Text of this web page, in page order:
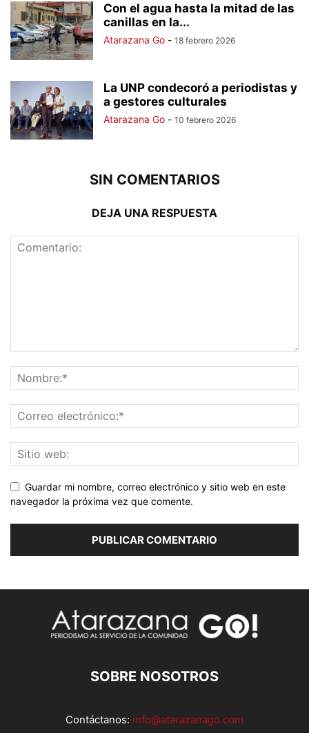
Con el agua hasta la mitad de las
canillas en la...
Atarazana Go - 18 febrero 2026
La UNP condecoró a periodistas y
a gestores culturales
Atarazana Go - 10 febrero 2026
SIN COMENTARIOS
DEJA UNA RESPUESTA
Guardar mi nombre, correo electrónico y sitio web en este
navegador la próxima vez que comente.
SOBRE NOSOTROS
Contáctanos: info@atarazanago.com